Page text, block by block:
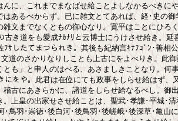
んに、これまでまなばせ給ことよしなかるべきに
はあるべからず。已に雑文とてあれば、経･史の御
雑文までなくともの御心なり。寛平はことにひろ
古き道をも愛成ﾁｶﾅﾘと云博士にうけさせ給き。延
ﾌｻしたてまつられき。其後も紀納言ｷﾅﾌｺﾞﾝ･善相
道のさかりなりしことも上古にをよべりき。此
とも」と申人のはべる、あさましきことなり。何
にをや。此君は在位にても政事をしらせ給はず、
稽古にあきらかに、諸道をしらせ給なるべし。御
。上皇の出家せさせ給ことは、聖武･孝謙･平城･
･鳥羽･崇徳･後白河･後鳥羽･後嵯峨･後深草･亀山